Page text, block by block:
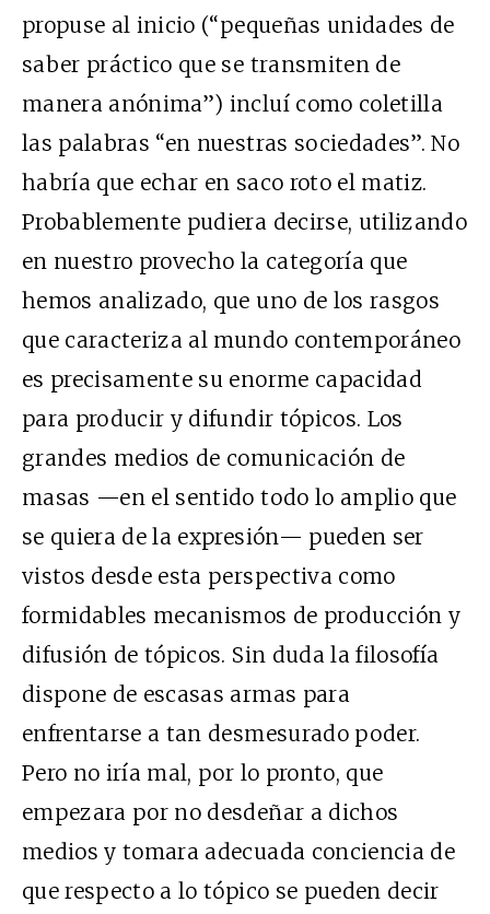
propuse al inicio (“pequeñas unidades de
saber práctico que se transmiten de
manera anónima”) incluí como coletilla
las palabras “en nuestras sociedades”. No
habría que echar en saco roto el matiz.
Probablemente pudiera decirse, utilizando
en nuestro provecho la categoría que
hemos analizado, que uno de los rasgos
que caracteriza al mundo contemporáneo
es precisamente su enorme capacidad
para producir y difundir tópicos. Los
grandes medios de comunicación de
masas —en el sentido todo lo amplio que
se quiera de la expresión— pueden ser
vistos desde esta perspectiva como
formidables mecanismos de producción y
difusión de tópicos. Sin duda la filosofía
dispone de escasas armas para
enfrentarse a tan desmesurado poder.
Pero no iría mal, por lo pronto, que
empezara por no desdeñar a dichos
medios y tomara adecuada conciencia de
que respecto a lo tópico se pueden decir